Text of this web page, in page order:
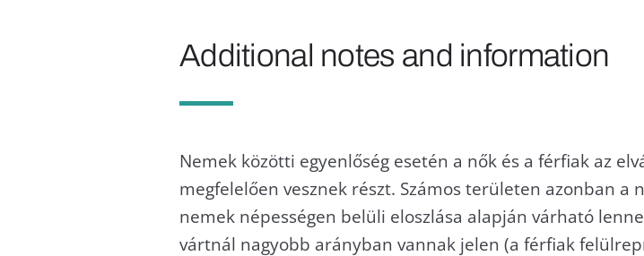
Additional notes and information
Nemek közötti egyenlőség esetén a nők és a férfiak az
megfelelően vesznek részt. Számos területen azonban
nemek népességen belüli eloszlása alapján várható
vártnál nagyobb arányban vannak jelen (a férfiak